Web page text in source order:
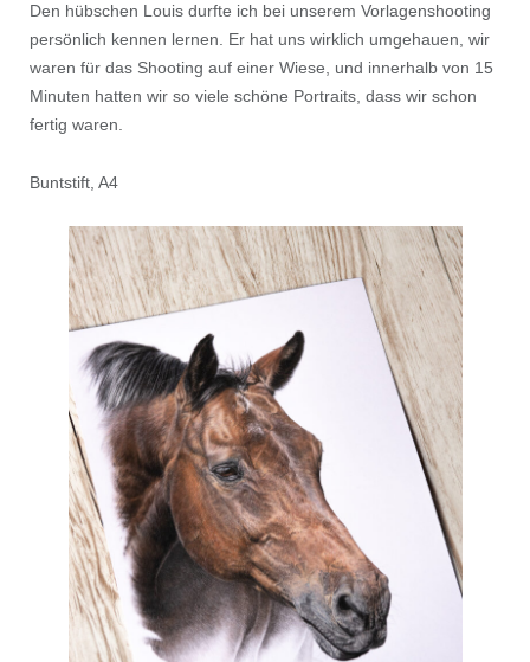
Den hübschen Louis durfte ich bei unserem Vorlagenshooting
persönlich kennen lernen. Er hat uns wirklich umgehauen, wir
waren für das Shooting auf einer Wiese, und innerhalb von 15
Minuten hatten wir so viele schöne Portraits, dass wir schon
fertig waren.
Buntstift, A4